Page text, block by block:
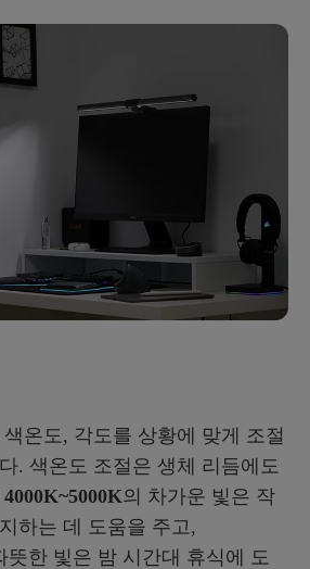
온도, 각도를 상황에 맞게 조절
. 색온도 조절은 생체 리듬에도
4000K~5000K의 차가운 빛은 작
하는 데 도움을 주고,
뜻한 빛은 밤 시간대 휴식에 도